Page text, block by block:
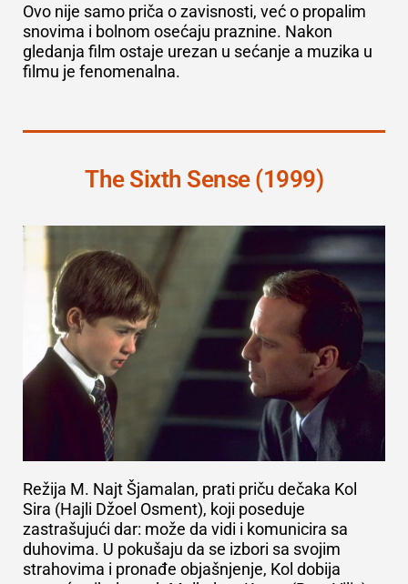
Ovo nije samo priča o zavisnosti, već o propalim
snovima i bolnom osećaju praznine. Nakon
gledanja film ostaje urezan u sećanje a muzika u
filmu je fenomenalna.
The Sixth Sense (1999)
Režija M. Najt Šjamalan, prati priču dečaka Kol
Sira (Hajli Džoel Osment), koji poseduje
zastrašujući dar: može da vidi i komunicira sa
duhovima. U pokušaju da se izbori sa svojim
strahovima i pronađe objašnjenje, Kol dobija